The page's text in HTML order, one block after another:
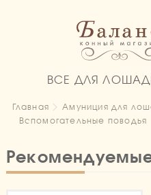
ВСЕ ДЛЯ
Главная
Амуниция для
Вспомогательные поводья